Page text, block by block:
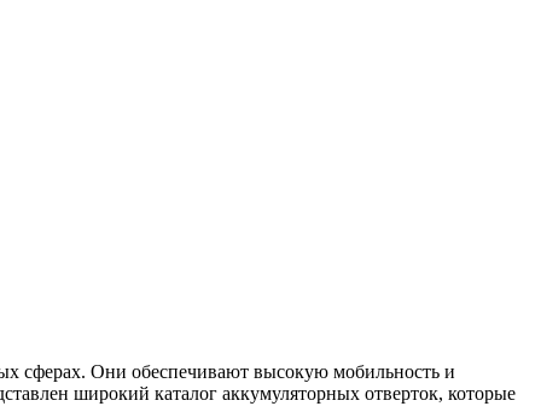
сферах. Они обеспечивают высокую мобильность и
широкий каталог аккумуляторных отверток, которые